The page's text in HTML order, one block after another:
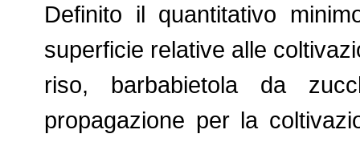
Definito il quantitativo
superficie relative alle
riso, barbabietola da
propagazione per la